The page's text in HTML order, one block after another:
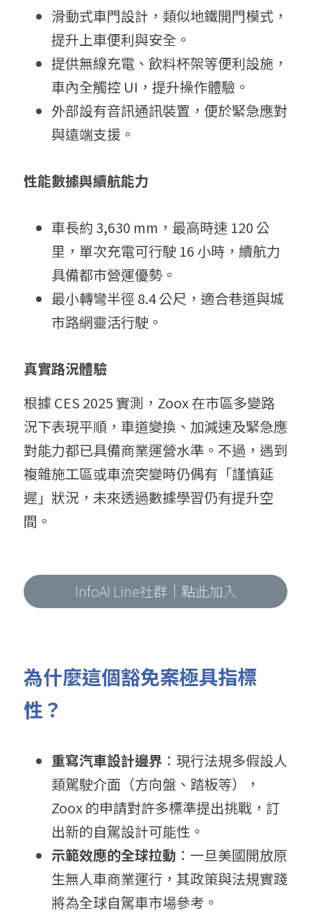
滑動式車門設計，類似地鐵開門模式，
提升上車便利與安全。
提供無線充電、飲料杯架等便利設施，
車內全觸控 UI，提升操作體驗。
外部設有音訊通訊裝置，便於緊急應對
與遠端支援。
性能數據與續航能力
車長約 3,630 mm，最高時速 120 公
里，單次充電可行駛 16 小時，續航力
具備都市營運優勢。
最小轉彎半徑 8.4 公尺，適合巷道與城
市路網靈活行駛。
真實路況體驗
根據 CES 2025 實測，Zoox 在市區多變路
況下表現平順，車道變換、加減速及緊急應
對能力都已具備商業運營水準。不過，遇到
複雜施工區或車流突變時仍偶有「謹慎延
遲」狀況，未來透過數據學習仍有提升空
間。
InfoAI Line社群｜點此加入
為什麼這個豁免案極具指標
性？
重寫汽車設計邊界 ：現行法規多假設人
類駕駛介面（方向盤、踏板等），
Zoox 的申請對許多標準提出挑戰，訂
出新的自駕設計可能性。
示範效應的全球拉動 ：一旦美國開放原
生無人車商業運行，其政策與法規實踐
將為全球自駕車市場參考。